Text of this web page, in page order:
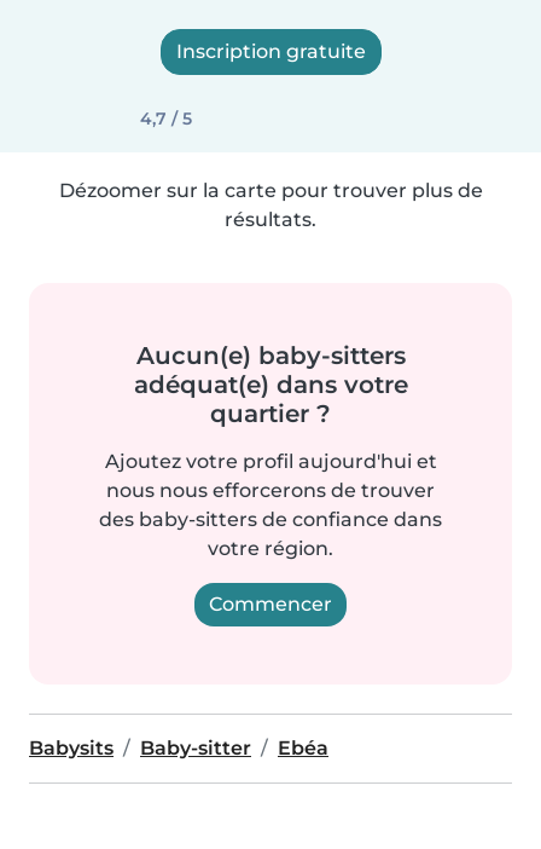
Inscription gratuite
4,7 / 5
Dézoomer sur la carte pour trouver plus de
résultats.
Aucun(e) baby-sitters
adéquat(e) dans votre
quartier ?
Ajoutez votre profil aujourd'hui et
nous nous efforcerons de trouver
des baby-sitters de confiance dans
votre région.
Commencer
Babysits Baby-sitter Ebéa